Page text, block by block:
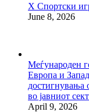
X Спортски
June 8, 2026
Меѓународен
Европа и
достигнувања
во јавниот
April 9, 2026